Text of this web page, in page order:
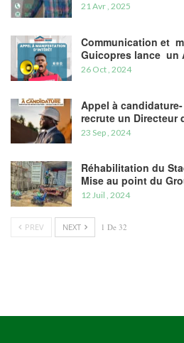
21 Avr , 2025
Communication et
Guicopres lance un
26 Oct , 2024
Appel à candidature-
recrute un Directeur
23 Sep , 2024
Réhabilitation du
Mise au point du
12 Juil , 2024
PREV NEXT 1 De 32